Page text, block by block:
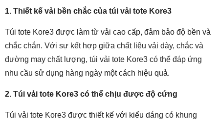
1. Thiết kế vải bền chắc của túi vải tote Kore3
Túi tote Kore3 được làm từ vải cao cấp, đảm bảo độ bền và
chắc chắn. Với sự kết hợp giữa chất liệu vải dày, chắc và
đường may chất lượng, túi vải tote Kore3 có thể đáp ứng
nhu cầu sử dụng hàng ngày một cách hiệu quả.
2. Túi vải tote Kore3 có thể chịu được độ cứng
Túi vải tote Kore3 được thiết kế với kiểu dáng có khung